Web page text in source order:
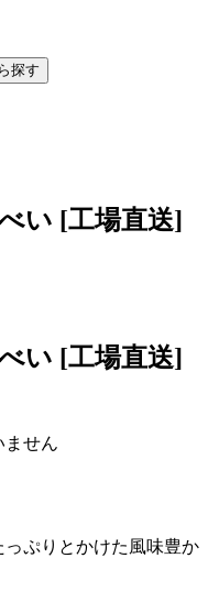
探す
い [工場直送]
い [工場直送]
ません
ぷりとかけた風味豊か